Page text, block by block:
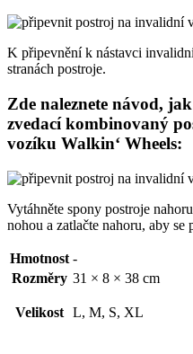
K připevnění k nástavci
stranách postroje.
Zde naleznete návod,
zvedací kombinovaný
vozíku Walkin‘ Wheels:
Vytáhněte spony postroje
nohou a zatlačte nahoru, aby se
Hmotnost -
Rozměry 31 × 8 × 38 cm
Velikost L, M, S, XL